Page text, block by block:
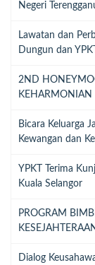
Negeri
Lawatan dan
Dungun dan YPKT
2ND
KEHARMONIAN
Bicara Keluarga
Kewangan dan
YPKT Terima
Kuala Selangor
PROGRAM
Dialog